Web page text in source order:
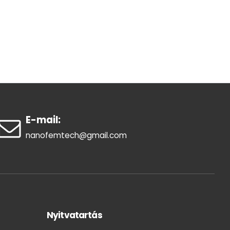
E-mail:
nanofemtech@gmail.com
Nyitvatartás